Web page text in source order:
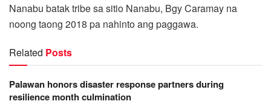
Nanabu batak tribe sa sitio Nanabu, Bgy Caramay na
noong taong 2018 pa nahinto ang paggawa.
Related Posts
Palawan honors disaster response partners during
resilience month culmination